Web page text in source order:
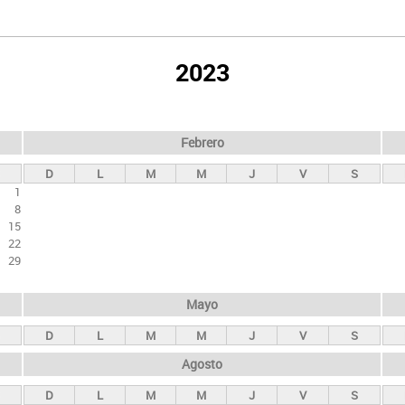
2023
1
8
15
22
29
Febrero
D L M M J V S
Mayo
D L M M J V S
Agosto
D L M M J V S